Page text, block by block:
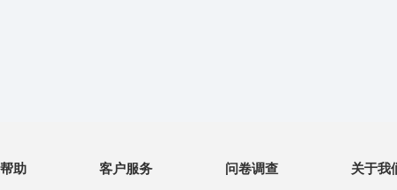
帮助 客户服务 问卷调查 关于我